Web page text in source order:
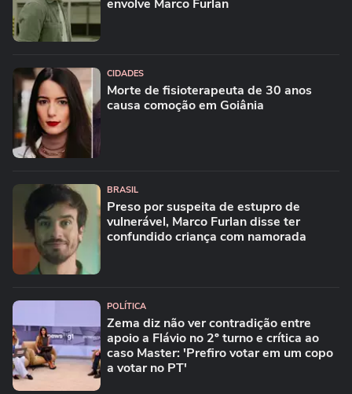
envolve Marco Furlan
CIDADES
Morte de fisioterapeuta de 30 anos
causa comoção em Goiânia
BRASIL
Preso por suspeita de estupro de
vulnerável, Marco Furlan disse ter
confundido criança com namorada
POLÍTICA
Zema diz não ver contradição entre
apoio a Flávio no 2º turno e crítica ao
caso Master: 'Prefiro votar em um copo
a votar no PT'